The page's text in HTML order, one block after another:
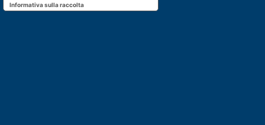
Informativa sulla raccolta